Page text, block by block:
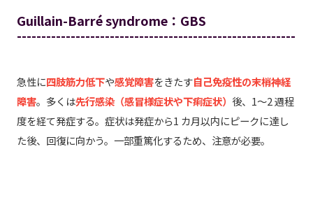
Guillain-Barré syndrome：GBS
---------------------------------------------------------
急性に四肢筋力低下や感覚障害をきたす自己免疫性の末梢神経
障害。多くは先行感染（感冒様症状や下痢症状） 後、1～2 週程
度を経て発症する。症状は発症から1 カ月以内にピークに達し
た後、回復に向かう。一部重篤化するため、注意が必要。